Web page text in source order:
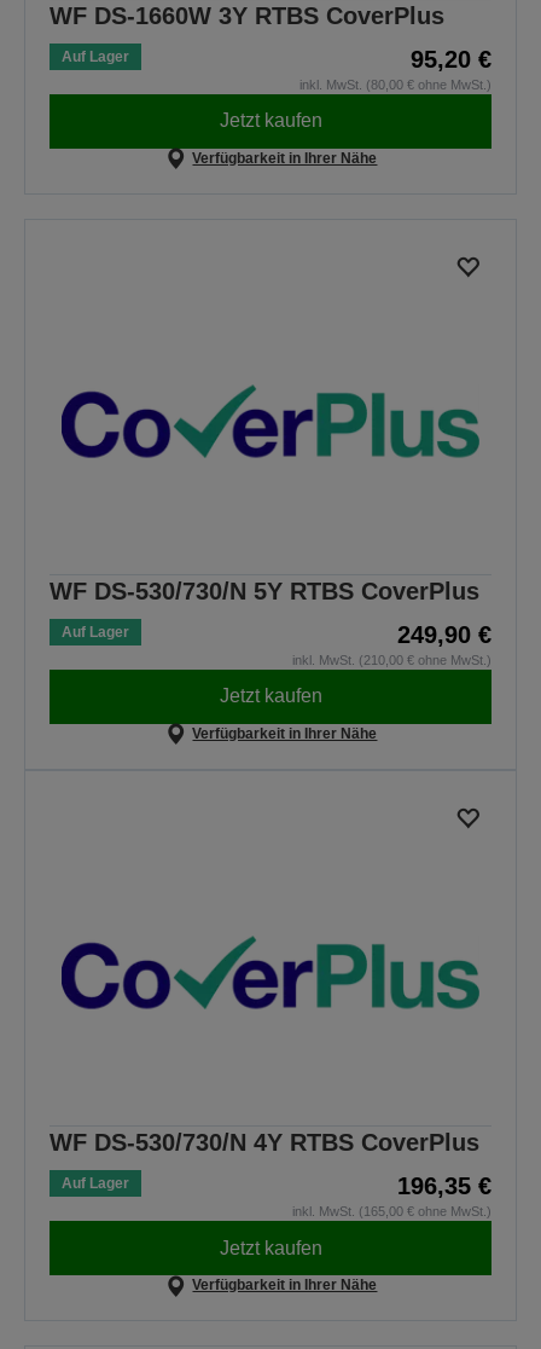
WF DS-1660W 3Y RTBS CoverPlus
Auf Lager 95,20 €
inkl. MwSt. (80,00 € ohne MwSt.)
Jetzt kaufen
Verfügbarkeit in Ihrer Nähe
WF DS-530/730/N 5Y RTBS CoverPlus
Auf Lager 249,90 €
inkl. MwSt. (210,00 € ohne MwSt.)
Jetzt kaufen
Verfügbarkeit in Ihrer Nähe
WF DS-530/730/N 4Y RTBS CoverPlus
Auf Lager 196,35 €
inkl. MwSt. (165,00 € ohne MwSt.)
Jetzt kaufen
Verfügbarkeit in Ihrer Nähe